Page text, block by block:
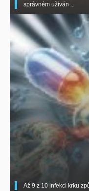
správném užíván ..
Až 9 z 10 infekcí krku